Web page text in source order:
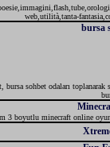
web,utilità,tanta-
bursa
bursa sohbet odaları toplanarak
3 boyutlu minecraft online